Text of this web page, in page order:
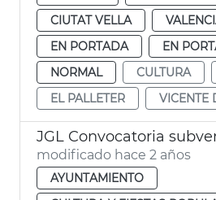
CIUTAT VELLA
EN PORTADA
EN
NORMAL
CULTURA
EL PALLETER
VICENTE
modificado hace 2 años
AYUNTAMIENTO